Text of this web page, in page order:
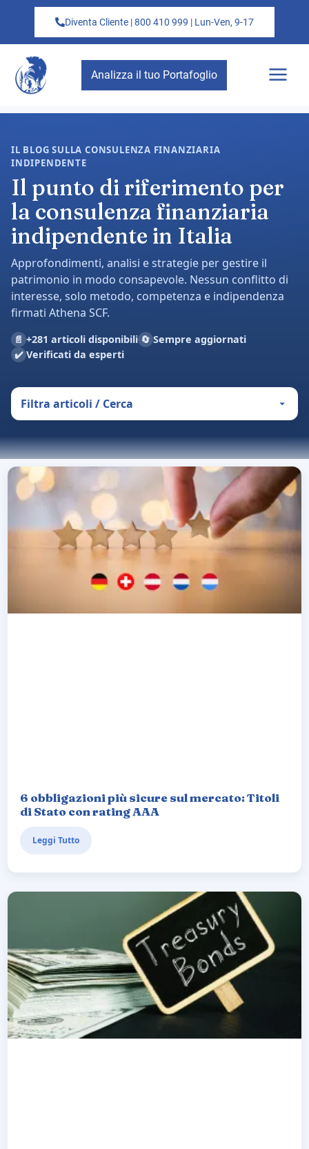
Diventa Cliente | 800 410 999 | Lun-Ven, 9-17
Analizza il tuo Portafoglio
IL BLOG SULLA CONSULENZA FINANZIARIA
INDIPENDENTE
Il punto di riferimento per
la consulenza finanziaria
indipendente in Italia
Approfondimenti, analisi e strategie per gestire il
patrimonio in modo consapevole. Nessun conflitto di
interesse, solo metodo, competenza e indipendenza
firmati Athena SCF.
📄 +281 articoli disponibili 🔄 Sempre aggiornati
✔️ Verificati da esperti
Filtra articoli / Cerca
6 obbligazioni più sicure sul mercato: Titoli
di Stato con rating AAA
Leggi Tutto